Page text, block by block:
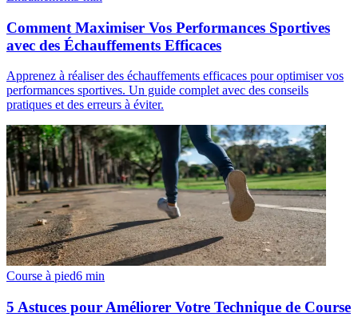
Comment Maximiser Vos Performances Sportives
avec des Échauffements Efficaces
Apprenez à réaliser des échauffements efficaces pour optimiser vos
performances sportives. Un guide complet avec des conseils
pratiques et des erreurs à éviter.
Course à pied6 min
5 Astuces pour Améliorer Votre Technique de Course